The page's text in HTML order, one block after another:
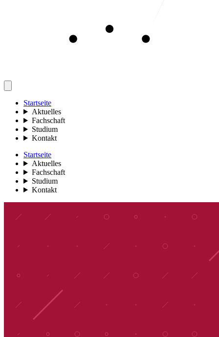
Startseite
Aktuelles
Fachschaft
Studium
Kontakt
Startseite
Aktuelles
Fachschaft
Studium
Kontakt